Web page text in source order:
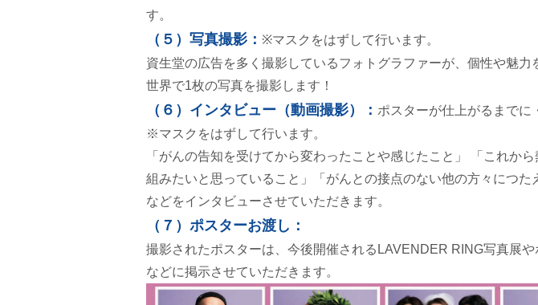
す。
（５）写真撮影： ※マスクをはずして行います。
資生堂の広告を多く撮影しているフォトグラファーが、個性や魅力
世界で1枚の写真を撮影します！
（６）インタビュー（動画撮影）： ポスターが仕上がるまでに
※マスクをはずして行います。
「がんの告知を受けてから変わったことや感じたこと」 「これから
組みたいと思っていること」「がんとの接点のない他の方々につた
などをインタビューさせていただきます。
（７）ポスターお渡し：
撮影されたポスターは、今後開催されるLAVENDER RING写真展や
などに掲示させていただきます。